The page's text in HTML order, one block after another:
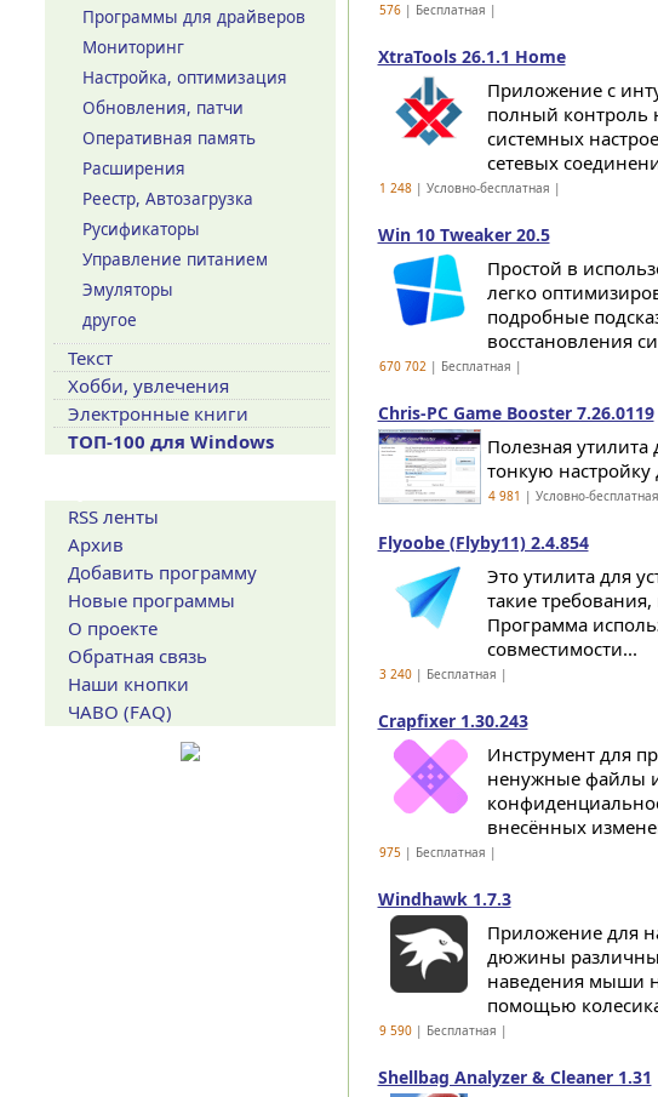
576| Бесплатная |
XtraTools 26.1.1 Home
Приложение с
полный контроль
системных
сетевых
1 248| Условно-бесплатная |
Win 10 Tweaker 20.5
Простой в
легко
подробные
восстановления
670 702| Бесплатная |
Chris-PC Game Booster 7.26.0119
Полезная
тонкую настройку
4 981 | Условно-
Flyoobe (Flyby11) 2.4.854
Это утилита для
такие
Программа
совместимости...
3 240| Бесплатная |
Crapfixer 1.30.243
Инструмент для
ненужные файлы
внесённых
975| Бесплатная |
Windhawk 1.7.3
Приложение для
дюжины
наведения мыши
помощью
9 590| Бесплатная |
Shellbag Analyzer & Cleaner 1.31
Программы для драйверов
Мониторинг
Настройка, оптимизация
Обновления, патчи
Оперативная память
Расширения
Реестр, Автозагрузка
Русификаторы
Управление питанием
Эмуляторы
другое
Текст
Хобби, увлечения
Электронные книги
ТОП-100 для Windows
RSS ленты
Архив
Добавить программу
Новые программы
О проекте
Обратная связь
Наши кнопки
ЧАВО (FAQ)